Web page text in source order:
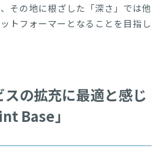
その地に根ざした「深さ」では他
トフォーマーとなることを目指し
の拡充に最適と感じ
Base」